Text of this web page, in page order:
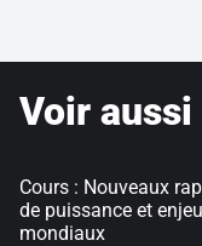
Voir aussi
Cours : Nouveaux
de puissance et
mondiaux